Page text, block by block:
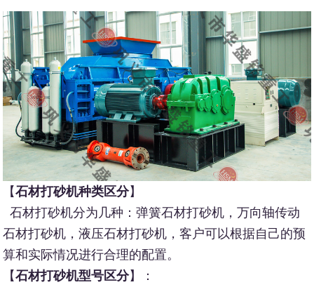
【石材打砂机种类区分】
石材打砂机分为几种：弹簧石材打砂机，万向轴传动
石材打砂机，液压石材打砂机，客户可以根据自己的预
算和实际情况进行合理的配置。
【石材打砂机型号区分】：